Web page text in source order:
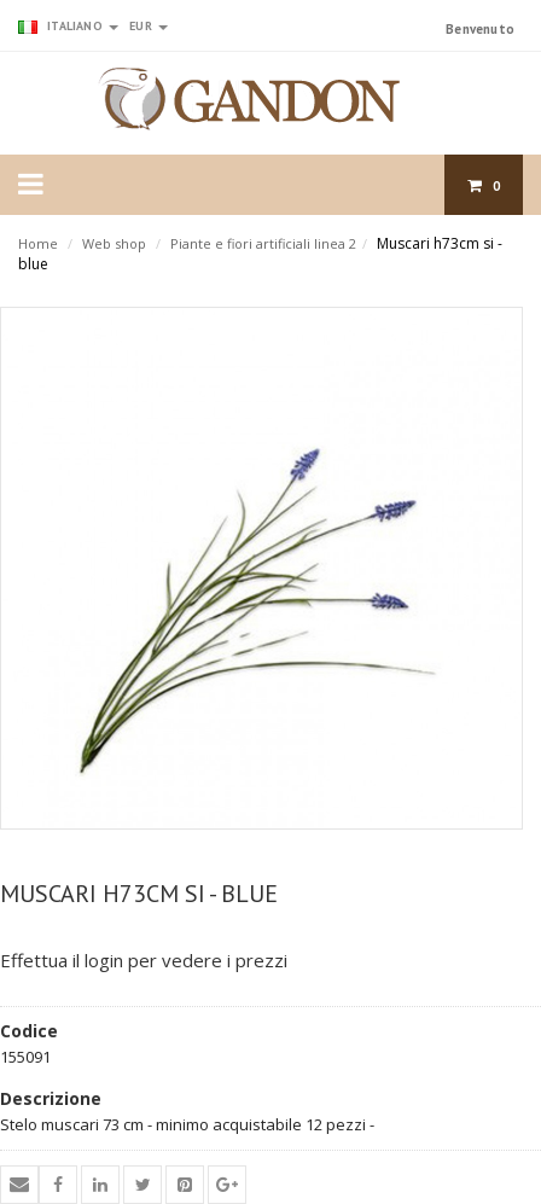
ITALIANO EUR Benvenuto
0
Home / Web shop / Piante e fiori artificiali linea 2 / Muscari h73cm si -
blue
MUSCARI H73CM SI - BLUE
Effettua il login per vedere i prezzi
Codice
155091
Descrizione
Stelo muscari 73 cm - minimo acquistabile 12 pezzi -